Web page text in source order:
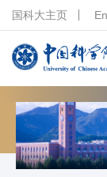
国科大主页